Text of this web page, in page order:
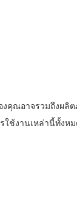
งคุณอาจรวมถึงผ
ใช้งานเหล่านี้ทั้งห